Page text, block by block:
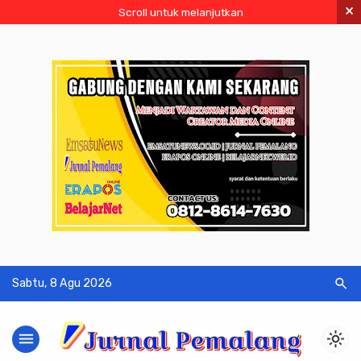
Scroll untuk melanjutkan ×
Sabtu, 8 Agu 2026 search
menu light_mode